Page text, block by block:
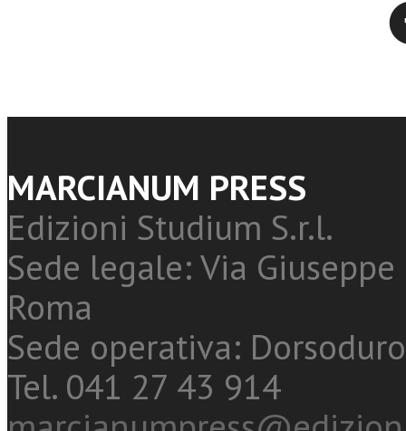
MARCIANUM PRESS
Edizioni Studium S.r.l.
Sede legale: Via
Roma
Sede operativa:
Tel. 041 27 43 914